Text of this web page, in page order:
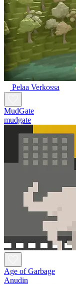
Pelaa Verkossa
MudGate
mudgate
Age of Garbage
Anudin